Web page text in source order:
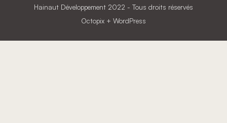
Hainaut Développement 2022 - Tous droits réservés
Octopix + WordPress